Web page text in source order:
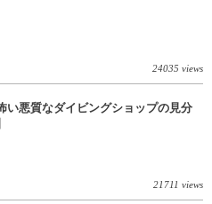
24035 views
い悪質なダイビングショップの見分
21711 views